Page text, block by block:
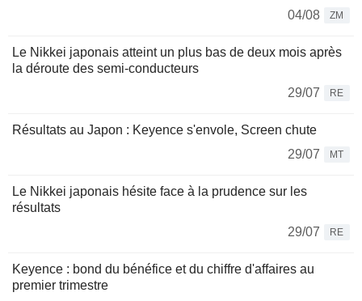
04/08
ZM
Le Nikkei japonais atteint un plus bas de deux mois après
la déroute des semi-conducteurs
29/07
RE
Résultats au Japon : Keyence s'envole, Screen chute
29/07
MT
Le Nikkei japonais hésite face à la prudence sur les
résultats
29/07
RE
Keyence : bond du bénéfice et du chiffre d'affaires au
premier trimestre